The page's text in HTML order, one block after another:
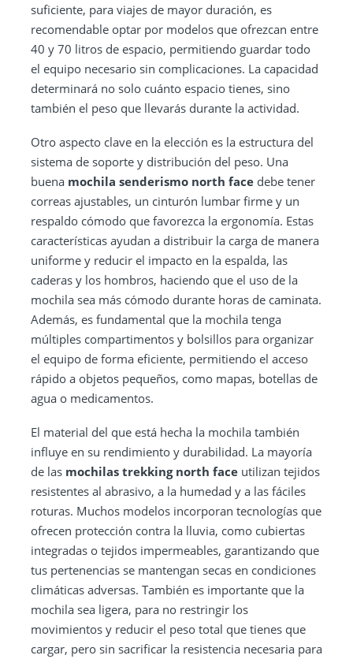
suficiente, para viajes de mayor duración, es
recomendable optar por modelos que ofrezcan entre
40 y 70 litros de espacio, permitiendo guardar todo
el equipo necesario sin complicaciones. La capacidad
determinará no solo cuánto espacio tienes, sino
también el peso que llevarás durante la actividad.
Otro aspecto clave en la elección es la estructura del
sistema de soporte y distribución del peso. Una
buena mochila senderismo north facedebe tener
correas ajustables, un cinturón lumbar firme y un
respaldo cómodo que favorezca la ergonomía. Estas
características ayudan a distribuir la carga de manera
uniforme y reducir el impacto en la espalda, las
caderas y los hombros, haciendo que el uso de la
mochila sea más cómodo durante horas de caminata.
Además, es fundamental que la mochila tenga
múltiples compartimentos y bolsillos para organizar
el equipo de forma eficiente, permitiendo el acceso
rápido a objetos pequeños, como mapas, botellas de
agua o medicamentos.
El material del que está hecha la mochila también
influye en su rendimiento y durabilidad. La mayoría
de las mochilas trekking north faceutilizan tejidos
resistentes al abrasivo, a la humedad y a las fáciles
roturas. Muchos modelos incorporan tecnologías que
ofrecen protección contra la lluvia, como cubiertas
integradas o tejidos impermeables, garantizando que
tus pertenencias se mantengan secas en condiciones
climáticas adversas. También es importante que la
mochila sea ligera, para no restringir los
movimientos y reducir el peso total que tienes que
cargar, pero sin sacrificar la resistencia necesaria para